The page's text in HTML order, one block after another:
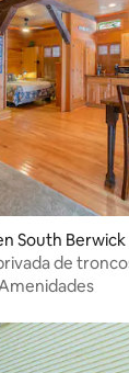
South Berwick
de
Amenidades